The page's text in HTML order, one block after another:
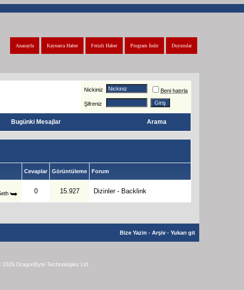
Duyurular
Program İndir
Ferizli Haber
Kaynarca Haber
Anasayfa
Nickiniz Beni hatırla
Şifreniz
Bugünki Mesajlar Arama
Cevaplar Görüntüleme Forum
0 15.927 Dizinler - Backlink
Bize Yazin - Arşiv - Yukarı git
DragonByte Technologies Ltd.